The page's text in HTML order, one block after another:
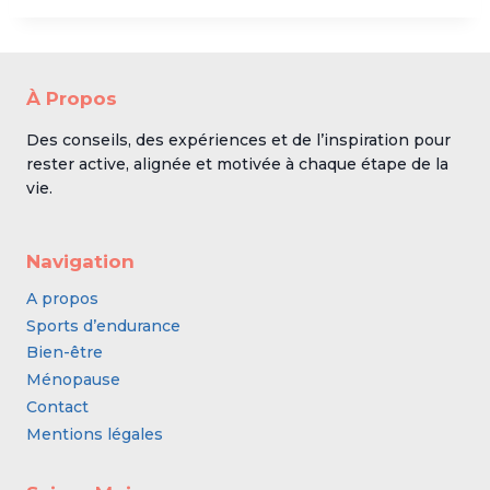
À Propos
Des conseils, des expériences et de l’inspiration pour
rester active, alignée et motivée à chaque étape de la
vie.
Navigation
A propos
Sports d’endurance
Bien-être
Ménopause
Contact
Mentions légales